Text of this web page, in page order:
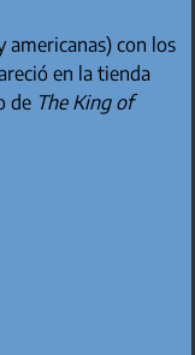
americanas) con los
en la tienda
de The King of